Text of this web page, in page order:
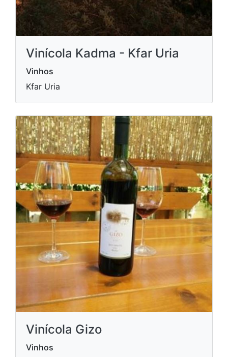
Vinícola Kadma - Kfar Uria
Vinhos
Kfar Uria
Vinícola Gizo
Vinhos